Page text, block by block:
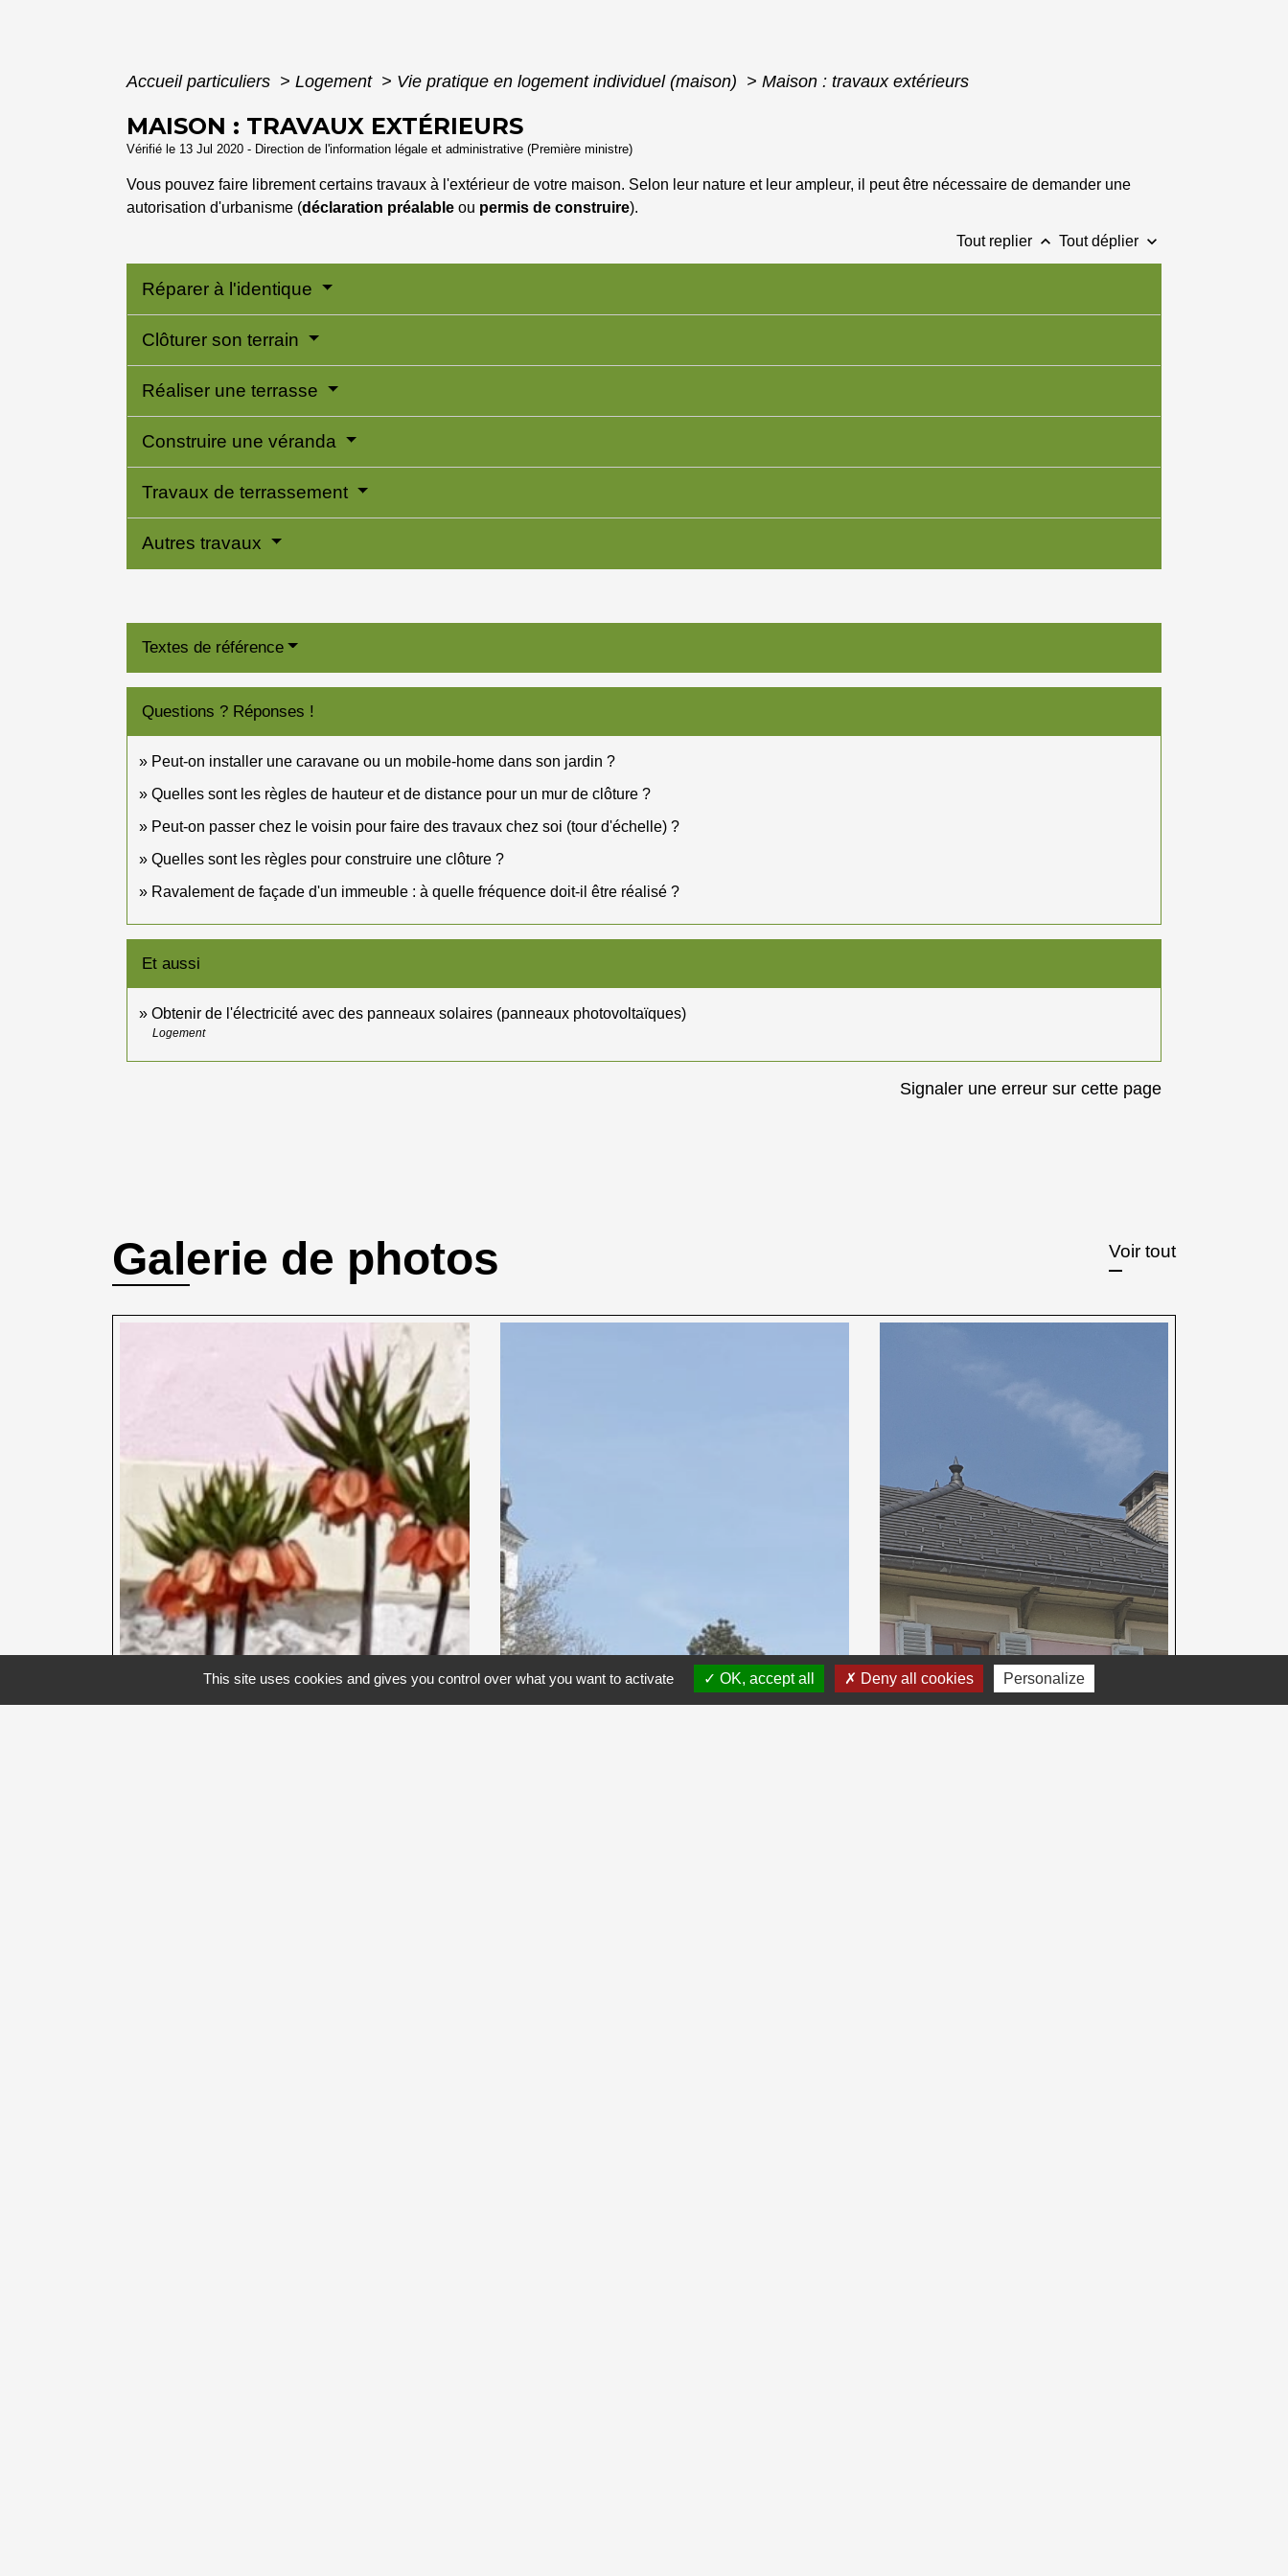
Accueil particuliers > Logement > Vie pratique en logement individuel (maison) > Maison : travaux extérieurs
MAISON : TRAVAUX EXTÉRIEURS
Vérifié le 13 Jul 2020 - Direction de l'information légale et administrative (Première ministre)
Vous pouvez faire librement certains travaux à l'extérieur de votre maison. Selon leur nature et leur ampleur, il peut être nécessaire de demander une
autorisation d'urbanisme (déclaration préalable ou permis de construire).
Tout replier keyboard_arrow_up Tout déplier keyboard_arrow_down
Réparer à l'identique
Clôturer son terrain
Réaliser une terrasse
Construire une véranda
Travaux de terrassement
Autres travaux
Textes de référence
Questions ? Réponses !
Peut-on installer une caravane ou un mobile-home dans son jardin ?
Quelles sont les règles de hauteur et de distance pour un mur de clôture ?
Peut-on passer chez le voisin pour faire des travaux chez soi (tour d'échelle) ?
Quelles sont les règles pour construire une clôture ?
Ravalement de façade d'un immeuble : à quelle fréquence doit-il être réalisé ?
Et aussi
Obtenir de l'électricité avec des panneaux solaires (panneaux photovoltaïques)
Logement
Signaler une erreur sur cette page
Galerie de photos Voir tout
This site uses cookies and gives you control over what you want to activate OK, accept all Deny all cookies Personalize